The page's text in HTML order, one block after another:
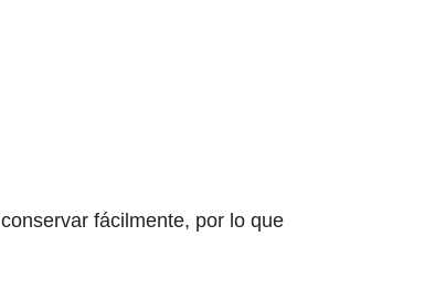
fácilmente, por lo que